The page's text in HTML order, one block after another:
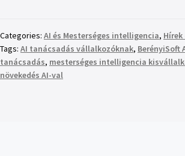
Categories: AI és Mesterséges intelligencia,
Tags: AI tanácsadás vállalkozóknak, BerényiSoft
tanácsadás, mesterséges intelligencia
növekedés AI-val